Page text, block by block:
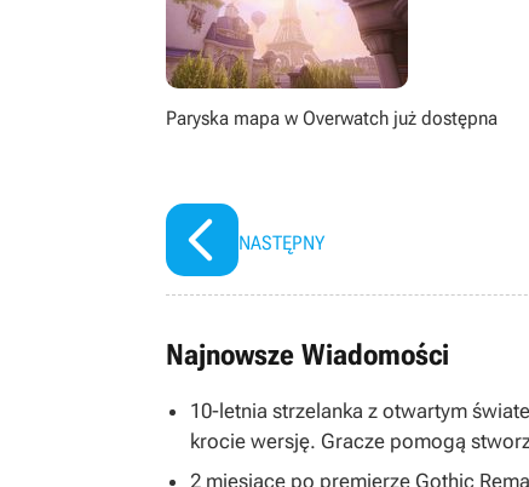
Paryska mapa w Overwatch już dostępna
NASTĘPNY
Najnowsze Wiadomości
10-letnia strzelanka z otwartym
krocie wersję. Gracze pomogą
2 miesiące po premierze Gothic